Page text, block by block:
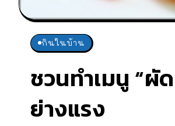
กินในบ้าน
ชวนทำเมนู “ผั
ย่างแรง